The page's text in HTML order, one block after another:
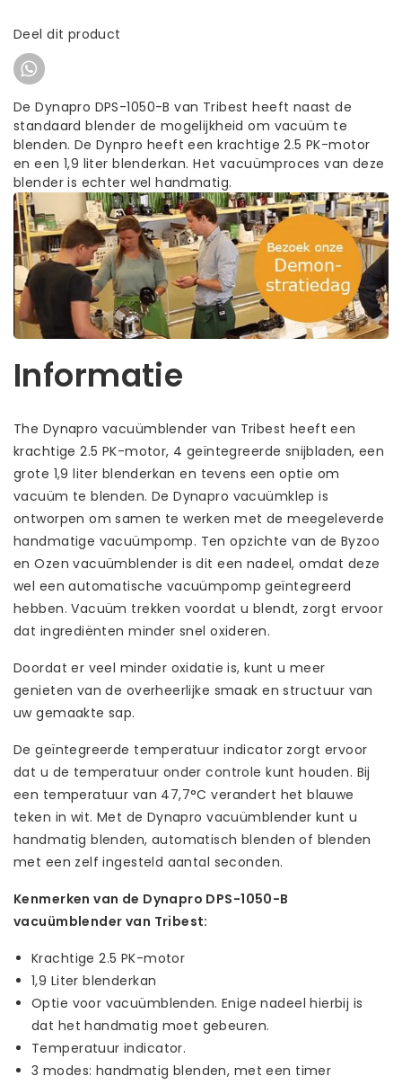
Deel dit product
De Dynapro DPS-1050-B van Tribest heeft naast de
standaard blender de mogelijkheid om vacuüm te
blenden. De Dynpro heeft een krachtige 2.5 PK-motor
en een 1,9 liter blenderkan. Het vacuümproces van deze
blender is echter wel handmatig.
Informatie
The Dynapro vacuümblender van Tribest heeft een
krachtige 2.5 PK-motor, 4 geïntegreerde snijbladen, een
grote 1,9 liter blenderkan en tevens een optie om
vacuüm te blenden. De Dynapro vacuümklep is
ontworpen om samen te werken met de meegeleverde
handmatige vacuümpomp. Ten opzichte van de Byzoo
en Ozen vacuümblender is dit een nadeel, omdat deze
wel een automatische vacuümpomp geïntegreerd
hebben. Vacuüm trekken voordat u blendt, zorgt ervoor
dat ingrediënten minder snel oxideren.
Doordat er veel minder oxidatie is, kunt u meer
genieten van de overheerlijke smaak en structuur van
uw gemaakte sap.
De geïntegreerde temperatuur indicator zorgt ervoor
dat u de temperatuur onder controle kunt houden. Bij
een temperatuur van 47,7°C verandert het blauwe
teken in wit. Met de Dynapro vacuümblender kunt u
handmatig blenden, automatisch blenden of blenden
met een zelf ingesteld aantal seconden.
Kenmerken van de Dynapro DPS-1050-B
vacuümblender van Tribest:
Krachtige 2.5 PK-motor
1,9 Liter blenderkan
Optie voor vacuümblenden. Enige nadeel hierbij is
dat het handmatig moet gebeuren.
Temperatuur indicator.
3 modes: handmatig blenden, met een timer